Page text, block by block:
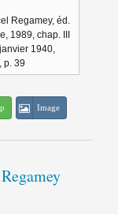
Regamey, éd.
1989, chap. III
1940,
p. 39
Image